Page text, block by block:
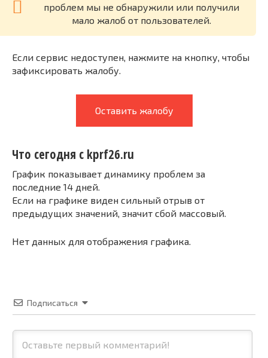
проблем мы не обнаружили или получили
мало жалоб от пользователей.
Если сервис недоступен, нажмите на кнопку, чтобы
зафиксировать жалобу.
Оставить жалобу
Что сегодня с kprf26.ru
График показывает динамику проблем за
последние 14 дней.
Если на графике виден сильный отрыв от
предыдущих значений, значит сбой массовый.
Нет данных для отображения графика.
Подписаться